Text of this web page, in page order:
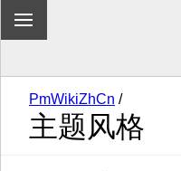
PmWikiZhCn /
主题风格